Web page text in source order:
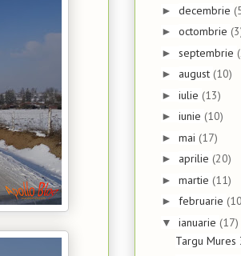
► decembrie
► octombrie
► septembrie
► august (10)
► iulie (13)
► iunie (10)
► mai (17)
► aprilie (20)
► martie (11)
► februarie
▼ ianuarie (17)
Targu Mures